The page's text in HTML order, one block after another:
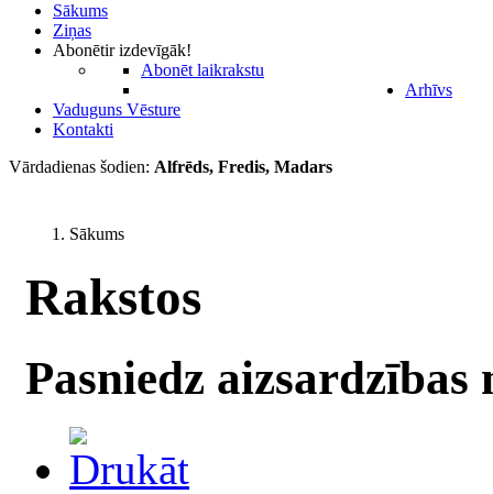
Sākums
Ziņas
Abonētir izdevīgāk!
Abonēt laikrakstu
Arhīvs
Vaduguns Vēsture
Kontakti
Vārdadienas šodien: Alfrēds, Fredis, Madars
Sākums
Rakstos
Pasniedz